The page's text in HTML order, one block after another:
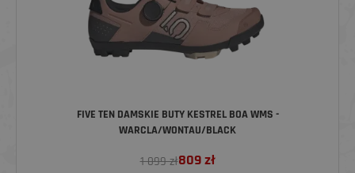
FIVE TEN DAMSKIE BUTY KESTREL BOA WMS -
WARCLA/WONTAU/BLACK
1 099 zł809zł